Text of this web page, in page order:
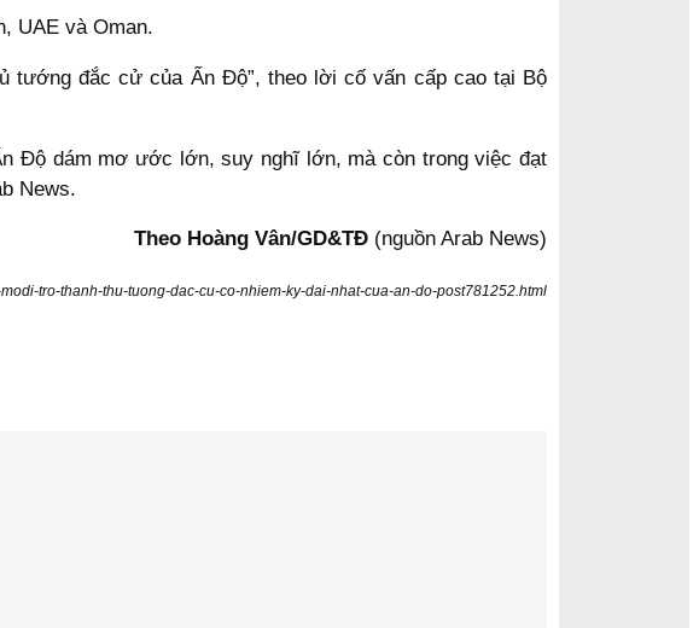
UAE và Oman.
đắc cử của Ấn Độ”, theo lời cố vấn cấp cao tại Bộ
Độ dám mơ ước lớn, suy nghĩ lớn, mà còn trong việc đạt
News.
Theo Hoàng Vân/GD&TĐ (nguồn Arab News)
tro-thanh-thu-tuong-dac-cu-co-nhiem-ky-dai-nhat-cua-an-do-post781252.html